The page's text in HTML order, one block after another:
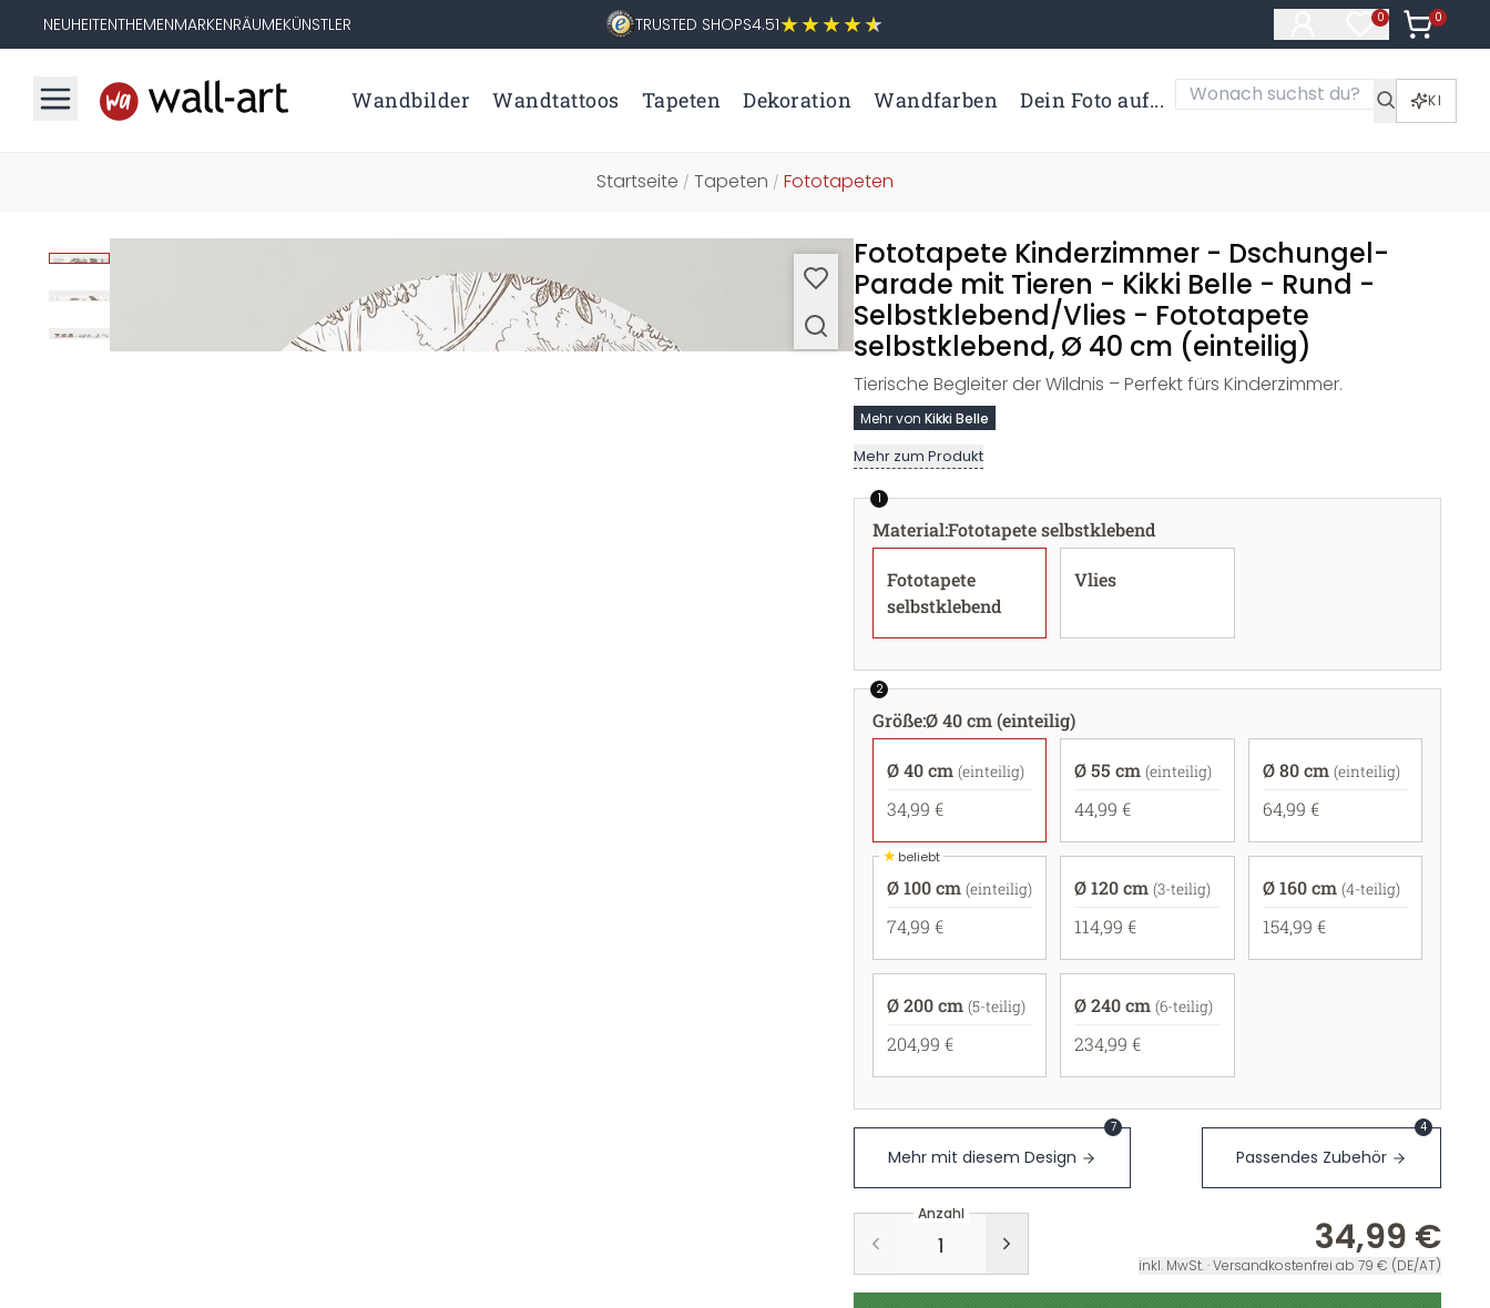
NEUHEITENTHEMENMARKENRÄUMEKÜNSTLER TRUSTED SHOPS4.51 0
Artikel im
0
Artikel
Wandbilder Wandtattoos Tapeten Dekoration Wandfarben Dein Foto auf... KI
Startseite / Tapeten / Fototapeten
Fototapete Kinderzimmer - Dschungel-
Parade mit Tieren - Kikki Belle - Rund -
Selbstklebend/Vlies - Fototapete
selbstklebend, Ø 40 cm (einteilig)
Tierische Begleiter der Wildnis – Perfekt fürs Kinderzimmer.
Mehr von Kikki Belle
Mehr zum Produkt
1
Material:Fototapete selbstklebend
Fototapete
selbstklebend
Vlies
2
Größe:Ø 40 cm (einteilig)
Ø 40 cm (einteilig)
34,99 €
Ø 55 cm (einteilig)
44,99 €
Ø 80 cm (einteilig)
64,99 €
★beliebt
Ø 100 cm (einteilig)
74,99 €
Ø 120 cm (3-teilig)
114,99 €
Ø 160 cm (4-teilig)
154,99 €
Ø 200 cm (5-teilig)
204,99 €
Ø 240 cm (6-teilig)
234,99 €
Mehr mit diesem Design
7
Passendes Zubehör
4
Anzahl
34,99 €
inkl. MwSt. · Versandkostenfrei ab 79 € (DE/AT)